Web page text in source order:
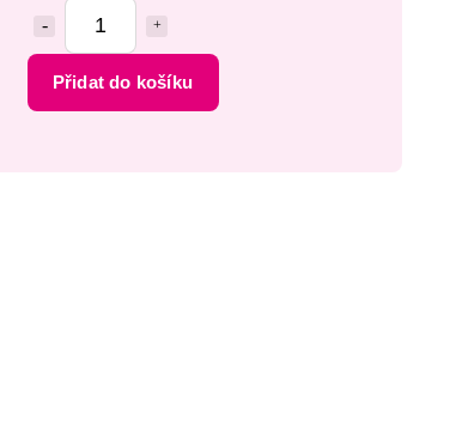
Přidat do košíku